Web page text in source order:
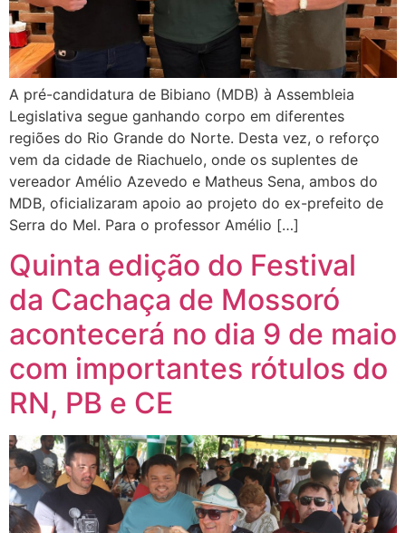
A pré-candidatura de Bibiano (MDB) à Assembleia
Legislativa segue ganhando corpo em diferentes
regiões do Rio Grande do Norte. Desta vez, o reforço
vem da cidade de Riachuelo, onde os suplentes de
vereador Amélio Azevedo e Matheus Sena, ambos do
MDB, oficializaram apoio ao projeto do ex-prefeito de
Serra do Mel. Para o professor Amélio […]
Quinta edição do Festival
da Cachaça de Mossoró
acontecerá no dia 9 de maio
com importantes rótulos do
RN, PB e CE